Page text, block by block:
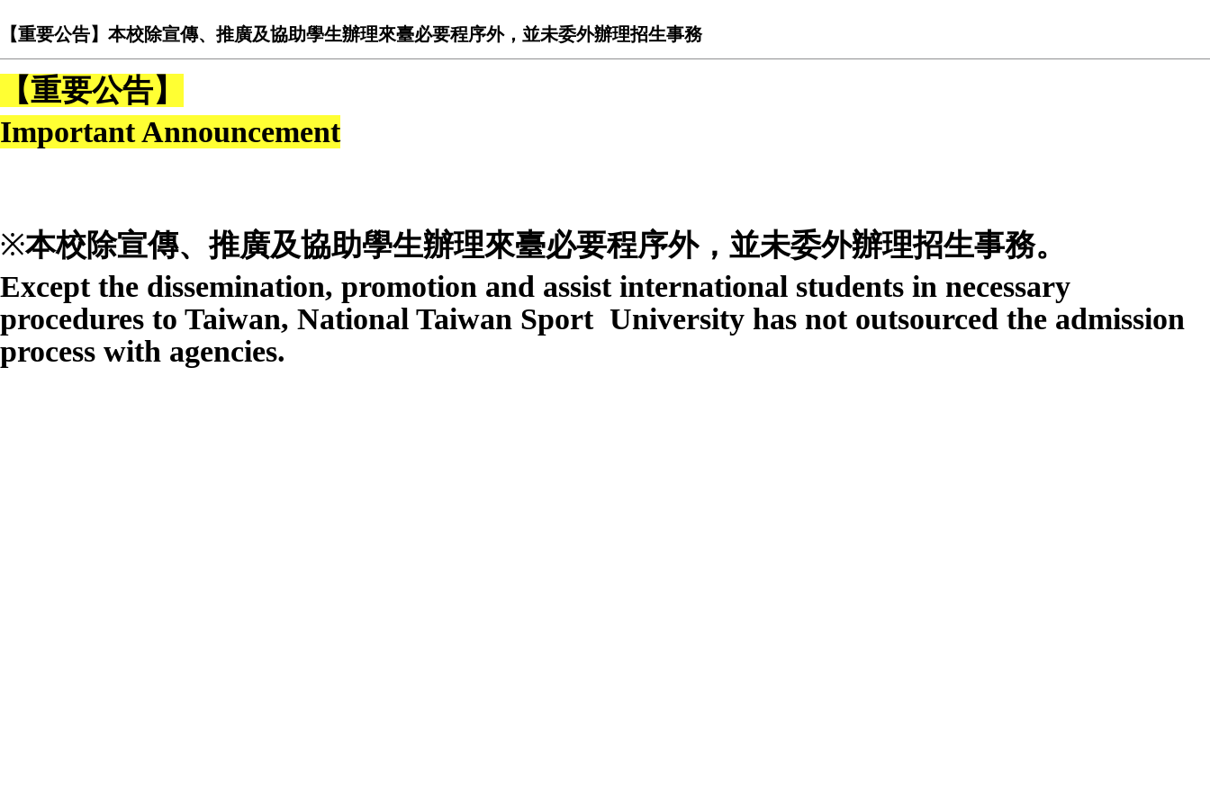
【重要公告】本校除宣傳、推廣及協助學生辦理來臺必要程序外，並未委外辦理招生事務
【重要公告】
Important Announcement
※本校除宣傳、推廣及協助學生辦理來臺必要程序外，並未委外辦理招生事務。
Except the dissemination, promotion and assist international students in necessary
procedures to Taiwan, National Taiwan Sport University has not outsourced the admission
process with agencies.